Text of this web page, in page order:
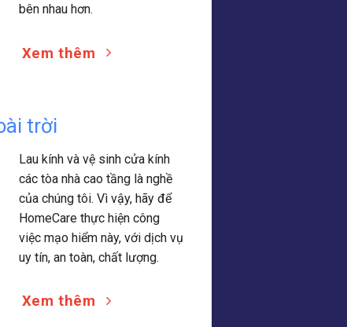
bên nhau hơn.
Xem thêm
trời
Lau kính và vệ sinh cửa kính
các tòa nhà cao tầng là nghề
của chúng tôi. Vì vậy, hãy để
HomeCare thực hiện công
việc mạo hiểm này, với dịch vụ
uy tín, an toàn, chất lượng.
Xem thêm